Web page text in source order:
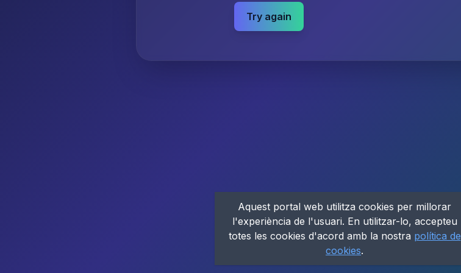
Try again
Aquest portal web utilitza cookies per millorar
l'experiència de l'usuari. En utilitzar-lo, accepteu
totes les cookies d'acord amb la nostra política de
cookies.